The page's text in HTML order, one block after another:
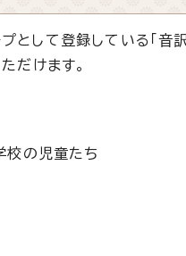
として登録している「音
だけます。
校の児童たち